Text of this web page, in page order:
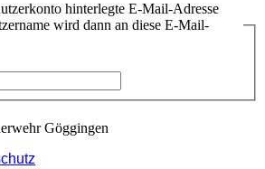
hinterlegte E-Mail-Adresse
wird dann an diese E-Mail-
Göggingen